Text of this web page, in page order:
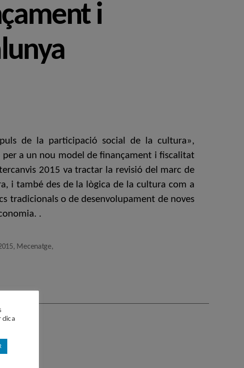
i
de la participació social de la cultura»,
per a un nou model de finançament i fiscalitat
2015 va tractar la revisió del marc de
i també des de la lògica de la cultura com a
tradicionals o de desenvolupament de noves
.
, Mecenatge,
a